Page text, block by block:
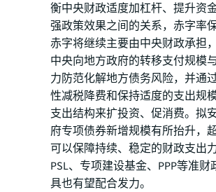
衡中央财政适度加杠杆、提升资
强政策效果之间的关系，赤字率
赤字将继续主要由中央财政承担
中央向地方政府的转移支付规模
力防范化解地方债务风险，并通
性减税降费和保持适度的支出规
支出结构来扩投资、促消费。拟
府专项债券新增规模有所抬升，
可以保障持续、稳定的财政支出力
PSL、专项建设基金、PPP等准财
具也有望配合发力。